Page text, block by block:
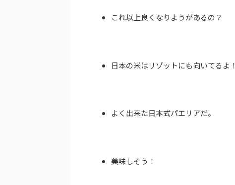
これ以上良くなりようがあるの？
日本の米はリゾットにも向いてるよ！
よく出来た日本式パエリアだ。
美味しそう！